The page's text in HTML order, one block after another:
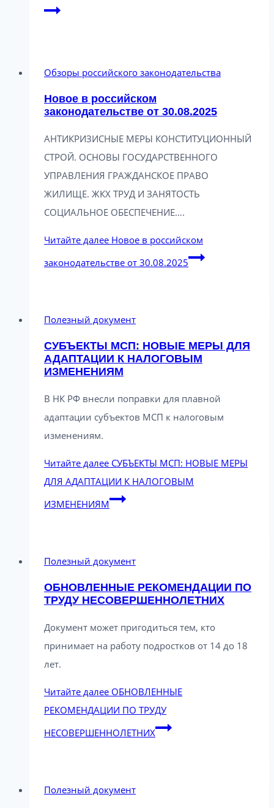
Обзоры российского законодательства
Новое в российском
законодательстве от 30.08.2025
АНТИКРИЗИСНЫЕ МЕРЫ КОНСТИТУЦИОННЫЙ
СТРОЙ. ОСНОВЫ ГОСУДАРСТВЕННОГО
УПРАВЛЕНИЯ ГРАЖДАНСКОЕ ПРАВО
ЖИЛИЩЕ. ЖКХ ТРУД И ЗАНЯТОСТЬ
СОЦИАЛЬНОЕ ОБЕСПЕЧЕНИЕ….
Читайте далее Новое в российском
законодательстве от 30.08.2025
Полезный документ
СУБЪЕКТЫ МСП: НОВЫЕ МЕРЫ ДЛЯ
АДАПТАЦИИ К НАЛОГОВЫМ
ИЗМЕНЕНИЯМ
В НК РФ внесли поправки для плавной
адаптации субъектов МСП к налоговым
изменениям.
Читайте далее СУБЪЕКТЫ МСП: НОВЫЕ МЕРЫ
ДЛЯ АДАПТАЦИИ К НАЛОГОВЫМ
ИЗМЕНЕНИЯМ
Полезный документ
ОБНОВЛЕННЫЕ РЕКОМЕНДАЦИИ ПО
ТРУДУ НЕСОВЕРШЕННОЛЕТНИХ
Документ может пригодиться тем, кто
принимает на работу подростков от 14 до 18
лет.
Читайте далее ОБНОВЛЕННЫЕ
РЕКОМЕНДАЦИИ ПО ТРУДУ
НЕСОВЕРШЕННОЛЕТНИХ
Полезный документ